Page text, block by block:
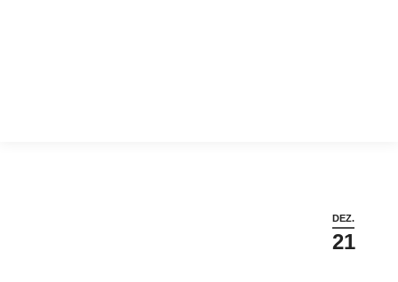
DEZ.
21